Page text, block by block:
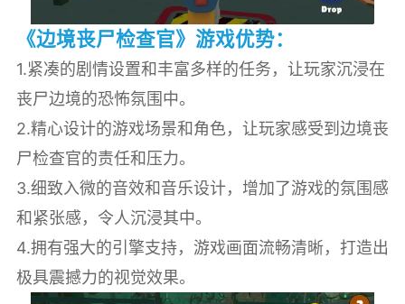
《边境丧尸检查官》游戏优势：
1.紧凑的剧情设置和丰富多样的任务，让玩家沉浸在
丧尸边境的恐怖氛围中。
2.精心设计的游戏场景和角色，让玩家感受到边境丧
尸检查官的责任和压力。
3.细致入微的音效和音乐设计，增加了游戏的氛围感
和紧张感，令人沉浸其中。
4.拥有强大的引擎支持，游戏画面流畅清晰，打造出
极具震撼力的视觉效果。